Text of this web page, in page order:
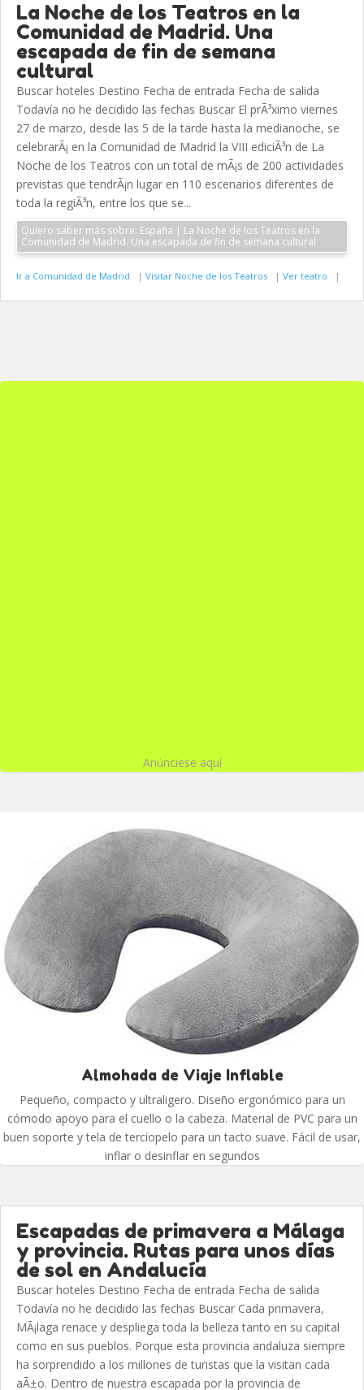
La Noche de los Teatros en la
Comunidad de Madrid. Una
escapada de fin de semana
cultural
Buscar hoteles Destino Fecha de entrada Fecha de salida
Todavía no he decidido las fechas Buscar El prÃ³ximo viernes
27 de marzo, desde las 5 de la tarde hasta la medianoche, se
celebrarÃ¡ en la Comunidad de Madrid la VIII ediciÃ³n de La
Noche de los Teatros con un total de mÃ¡s de 200 actividades
previstas que tendrÃ¡n lugar en 110 escenarios diferentes de
toda la regiÃ³n, entre los que se...
Quiero saber más sobre: España | La Noche de los Teatros en la
Comunidad de Madrid. Una escapada de fin de semana cultural
Ir a Comunidad de Madrid | Visitar Noche de los Teatros | Ver teatro |
Anúnciese aquí
Almohada de Viaje Inflable
Pequeño, compacto y ultraligero. Diseño ergonómico para un
cómodo apoyo para el cuello o la cabeza. Material de PVC para un
buen soporte y tela de terciopelo para un tacto suave. Fácil de usar,
inflar o desinflar en segundos
Escapadas de primavera a Málaga
y provincia. Rutas para unos días
de sol en Andalucía
Buscar hoteles Destino Fecha de entrada Fecha de salida
Todavía no he decidido las fechas Buscar Cada primavera,
MÃ¡laga renace y despliega toda la belleza tanto en su capital
como en sus pueblos. Porque esta provincia andaluza siempre
ha sorprendido a los millones de turistas que la visitan cada
aÃ±o. Dentro de nuestra escapada por la provincia de